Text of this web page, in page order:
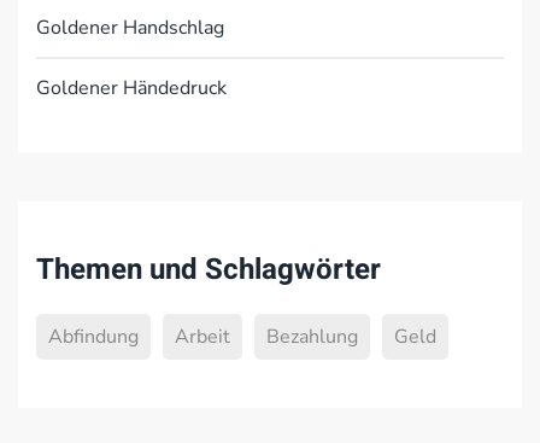
Goldener Handschlag
Goldener Händedruck
Themen und Schlagwörter
Abfindung Arbeit Bezahlung Geld